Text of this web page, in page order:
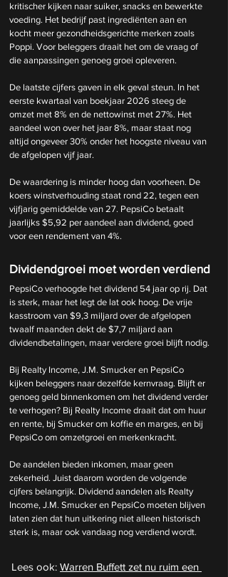
kritischer kijken naar suiker, snacks en bewerkte
voeding. Het bedrijf past ingrediënten aan en
kocht meer gezondheidsgerichte merken zoals
Poppi. Voor beleggers draait het om de vraag of
die aanpassingen genoeg groei opleveren.
De laatste cijfers gaven in elk geval steun. In het
eerste kwartaal van boekjaar 2026 steeg de
omzet met 8% en de nettowinst met 27%. Het
aandeel won over het jaar 8%, maar staat nog
altijd ongeveer 30% onder het hoogste niveau van
de afgelopen vijf jaar.
De waardering is minder hoog dan voorheen. De
koers winstverhouding staat rond 22, tegen een
vijfjarig gemiddelde van 27. PepsiCo betaalt
jaarlijks $5,92 per aandeel aan dividend, goed
voor een rendement van 4%.
Dividendgroei moet worden verdiend
PepsiCo verhoogde het dividend 54 jaar op rij. Dat
is sterk, maar het legt de lat ook hoog. De vrije
kasstroom van $9,3 miljard over de afgelopen
twaalf maanden dekt de $7,7 miljard aan
dividendbetalingen, maar verdere groei blijft nodig.
Bij Realty Income, J.M. Smucker en PepsiCo
kijken beleggers naar dezelfde kernvraag. Blijft er
genoeg geld binnenkomen om het dividend verder
te verhogen? Bij Realty Income draait dat om huur
en rente, bij Smucker om koffie en marges, en bij
PepsiCo om omzetgroei en merkenkracht.
De aandelen bieden inkomen, maar geen
zekerheid. Juist daarom worden de volgende
cijfers belangrijk. Dividend aandelen als Realty
Income, J.M. Smucker en PepsiCo moeten blijven
laten zien dat hun uitkering niet alleen historisch
sterk is, maar ook vandaag nog verdiend wordt.
Lees ook: Warren Buffett zet nu ruim een